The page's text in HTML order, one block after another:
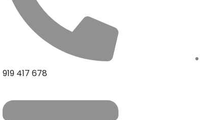
919 417 678